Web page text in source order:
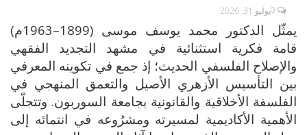
يوليو 31, 20260
يمثّل الدكتور محمد يوسف موسى (1899–1963م)
قامة فكرية استثنائية في مشهد التجديد الفقهي
والإصلاح الفلسفي الحديث؛ إذ جمع في تكوينه المعرفي
بين التأسيس الأزهري الأصيل والتعمق المنهجي في
الفلسفة الأخلاقية والقانونية بجامعة السوربون. وتتجلّى
الأهمية الأكاديمية لمسيرته ومشرُوعه في انتمائه إلى